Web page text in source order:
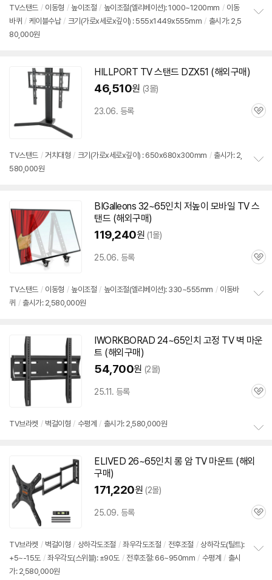
상상
TV스탠드 / 이동형 / 높이조절 / 높이조절(엘리베이션): 1000~1200mm / 이동
바퀴 / 케이블수납 / 크기(가로x세로x깊이) : 555x1449x555mm / 출시가: 2,5
80,000원
HILLPORT TV 스탠드 DZX51 (해외 구매)
46,510원 (3몰)
23.06. 등록
관
TV스탠드 / 거치대형 / 크기(가로x세로x깊이) : 650x680x300mm / 출시가: 2,
580,000원
치
BIGalleons 32~65인치 저높이 모바일 TV 스
탠드 (해외 구매)
119,240원 (1몰)
25.06. 등록
관
TV스탠드 / 이동형 / 높이조절 / 높이조절(엘리베이션): 330~555mm / 이동바
퀴 / 출시가: 2,580,000원
치
IWORKBORAD 24~65인치 고정 TV 벽 마운
트 (해외 구매)
54,700원 (2몰)
25.11. 등록
관
TV브라켓 / 벽걸이형 / 수평계 / 출시가: 2,580,000원
ELIVED 26~65인치 롱 암 TV 마운트 (해외
구매)
171,220원 (2몰)
25.09. 등록
관
TV브라켓 / 벽걸이형 / 상하각도조절 / 좌우각도조절 / 전후조절 / 상하각도(틸트):
+5~-15도 / 좌우각도(스위블): ±90도 / 전후조절: 66~950mm / 수평계 / 출시
가: 2,580,000원